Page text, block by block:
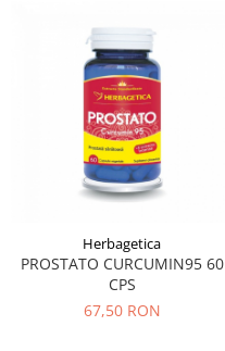
Sistemul circulator
Sistemul digestiv
Sistemul muscular
Sistemul nervos
Sistemul osos si articulatii
Sistemul respirator
Spasme digestive
Splina si pancreas
Herbagetica
PROSTATO CURCUMIN95 60
CPS
67,50 RON